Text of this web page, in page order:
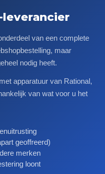
leverancier
van een complete
maar
nodig heeft.
apparatuur van Rational,
van wat voor u het
geoffreerd)
merken
loont